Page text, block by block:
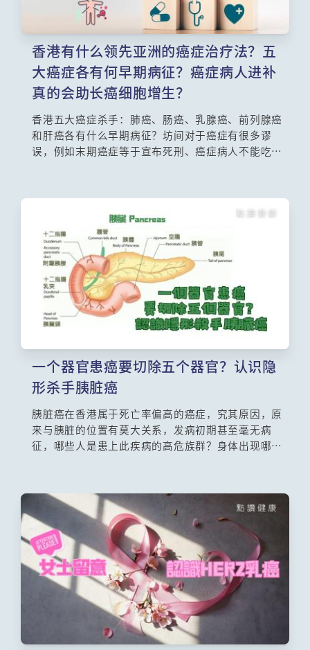
香港有什么领先亚洲的癌症治疗法？五
大癌症各有何早期病征？癌症病人进补
真的会助长癌细胞增生？
香港五大癌症杀手：肺癌、肠癌、乳腺癌、前列腺癌
和肝癌各有什么早期病征？坊间对于癌症有很多谬
误，例如末期癌症等于宣布死刑、癌症病人不能吃糖
筛查？香港有什么领先亚洲的癌症治疗法？今集请来
获得「肿瘤学巨人」荣誉的莫树锦教授讲解关于癌症
的最新研究，以及解开各种癌症迷思。
一个器官患癌要切除五个器官？认识隐
形杀手胰脏癌
胰脏癌在香港属于死亡率偏高的癌症，究其原因，原
来与胰脏的位置有莫大关系，发病初期甚至毫无病
征，哪些人是患上此疾病的高危族群？身体出现哪些
专科医生马家荣医生为你解答。